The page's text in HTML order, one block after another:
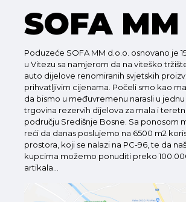
SOFA MM
Poduzeće SOFA MM d.o.o. osnovano je
u Vitezu sa namjerom da na viteško
auto dijelove renomiranih svjetskih
prihvatljivim cijenama. Počeli smo kao
da bismo u međuvremenu narasli u
trgovina rezervih dijelova za mala i
području Središnje Bosne. Sa ponosom
reći da danas poslujemo na 6500 m2
prostora, koji se nalazi na PC-96, te da
kupcima možemo ponuditi preko
artikala...